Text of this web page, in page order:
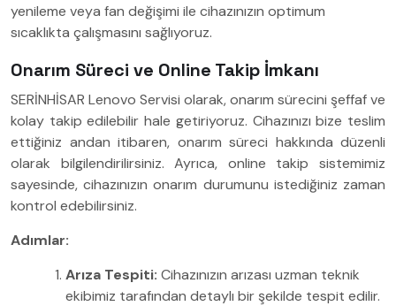
yenileme veya fan değişimi ile cihazınızın optimum
sıcaklıkta çalışmasını sağlıyoruz.
Onarım Süreci ve Online Takip İmkanı
SERİNHİSAR Lenovo Servisi olarak, onarım sürecini şeffaf ve
kolay takip edilebilir hale getiriyoruz. Cihazınızı bize teslim
ettiğiniz andan itibaren, onarım süreci hakkında düzenli
olarak bilgilendirilirsiniz. Ayrıca, online takip sistemimiz
sayesinde, cihazınızın onarım durumunu istediğiniz zaman
kontrol edebilirsiniz.
Adımlar:
Arıza Tespiti: Cihazınızın arızası uzman teknik
ekibimiz tarafından detaylı bir şekilde tespit edilir.